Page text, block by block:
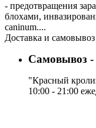
- предотвращения
блохами,
caninum....
Доставка и самовывоз
Самовывоз -
"Красный
10:00 - 21:00